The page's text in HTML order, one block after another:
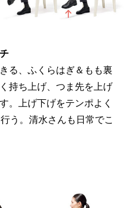
る、ふくらはぎ＆もも裏
持ち上げ、つま先を上げ
。上げ下げをテンポよく
う。清水さんも日常でこ